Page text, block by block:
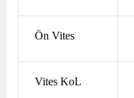
Ön Vites
Vites KoL